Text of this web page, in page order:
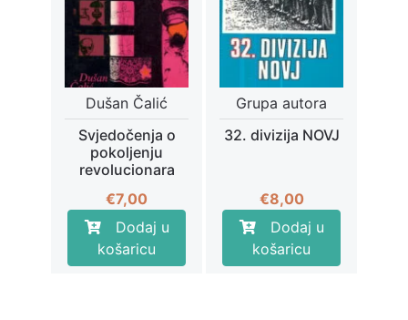
Dušan Čalić
Svjedočenja o
pokoljenju
revolucionara
€7,00
Dodaj u
košaricu
Grupa autora
32. divizija NOVJ
€8,00
Dodaj u
košaricu